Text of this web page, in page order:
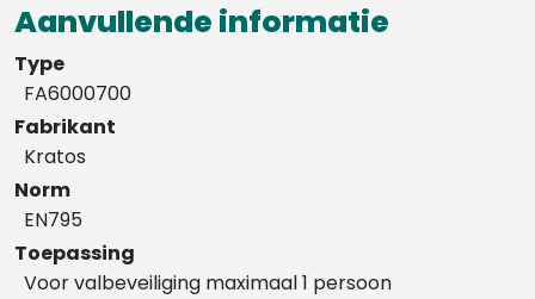
Aanvullende informatie
Type
FA6000700
Fabrikant
Kratos
Norm
EN795
Toepassing
Voor valbeveiliging maximaal 1 persoon